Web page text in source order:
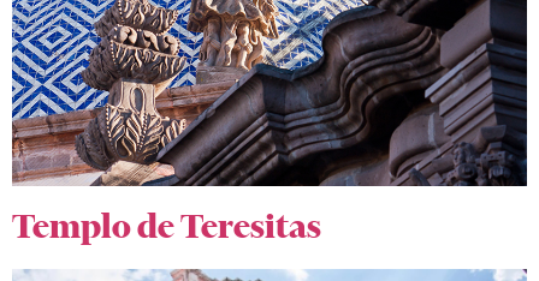
Templo de Teresitas